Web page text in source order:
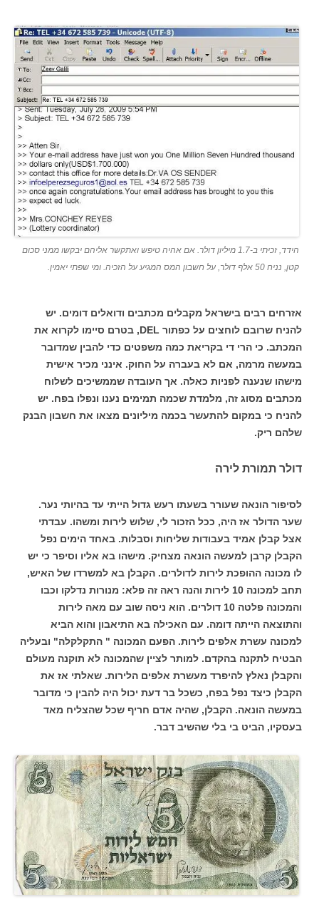
הידד, זכיתי ב-1.7 מיליון דולר. אם אהיה טיפש ואתקשר אליהם יבקשו ממני סכום
קטן, נניח 50 אלף דולר, על חשבון המס המגיע על הזכיה. ומי שפתי יאמין.
אזרחים רבים בישראל מקבלים מכתבים ודואלים דומים. יש
להניח שרובם לוחצים על כפתור DEL, בטרם סיימו לקרוא את
המכתב. כי הרי די בקריאת כמה משפטים כדי להבין שמדובר
במעשה מרמה, אם לא בעברה על החוק. אינני מכיר אישית
מישהו שנענה לפניות כאלה. אך העובדה שממשיכים לשלוח
מכתבים מסוג זה, מלמדת שכמה תמימים נענו ונפלו בפח. יש
להניח כי במקום להתעשר בכמה מיליונים מצאו את חשבון הבנק
שלהם ריק.
דולר תמורת לירה
לסיפור הונאה שעורר בשעתו רעש גדול הייתי עד בהיותי נער.
שער הדולר אז היה, ככל הזכור לי, שלוש לירות ומשהו. עבדתי
אצל קבלן אמיד בעבודות שליחות וסבלות. באחד הימים נפל
הקבלן קרבן למעשה הונאה מצחיק. מישהו בא אליו וסיפר כי יש
לו מכונה ההופכת לירות לדולרים. הקבלן בא למשרדו של האיש,
תחב למכונה 10 לירות והנה ראה זה פלא: מנורות נדלקו וכבו
והמכונה פלטה 10 דולרים. הוא ניסה שוב עם מאה לירות
והתוצאה הייתה דומה. עם האכילה בא התיאבון והוא הביא
למכונה עשרת אלפים לירות. הפעם המכונה " התקלקלה" ובעליה
הבטיח לתקנה בהקדם. למותר לציין שהמכונה לא תוקנה מעולם
והקבלן נאלץ להיפרד מעשרת אלפים הלירות. שאלתי אז את
הקבלן כיצד נפל בפח, כשכל בר דעת יכול היה להבין כי מדובר
במעשה הונאה. הקבלן, שהיה אדם חריף שכל שהצליח מאד
בעסקיו, הביט בי בלי שהשיב דבר.